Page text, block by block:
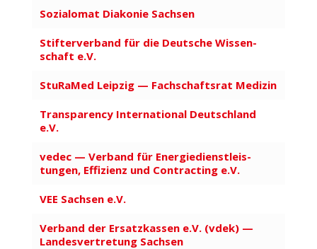
Sozi­a­lomat Diakonie Sachsen
Stif­ter­verband für die Deutsche Wissen­
schaft e.V.
StuRaMed Leipzig — Fach­schaftsrat Medizin
Trans­pa­rency Inter­na­tional Deutschland
e.V.
vedec — Verband für Ener­gie­dienst­leis­
tungen, Effi­zienz und Contracting e.V.
VEE Sachsen e.V.
Verband der Ersatz­kassen e.V. (vdek) —
Landes­ver­tretung Sachsen